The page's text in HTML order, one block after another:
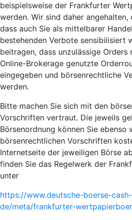
beispielsweise der Frankfurter
werden. Wir sind daher
dass auch Sie als mittelbarer
bestehenden Verbote sensibilisiert
beitragen, dass unzulässige Orders
Online-Brokerage genutzte
eingegeben und börsenrechtliche
werden.
Bitte machen Sie sich mit den
Vorschriften vertraut. Die jeweils
Börsenordnung können Sie ebenso
börsenrechtlichen Vorschriften
Internetseite der jeweiligen Börse
finden Sie das Regelwerk der
unter
https://www.deutsche-boerse-
de/meta/frankfurter-